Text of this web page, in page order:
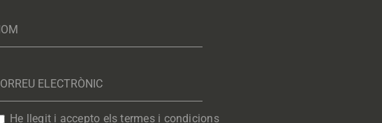
He llegit i accepto els termes i condicions